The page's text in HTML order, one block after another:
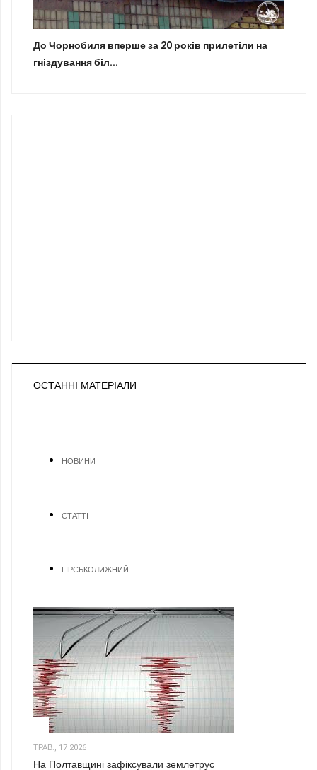
До Чорнобиля вперше за 20 років прилетіли на
гніздування біл...
ОСТАННІ МАТЕРІАЛИ
НОВИНИ
СТАТТІ
ГІРСЬКОЛИЖНИЙ
ТРАВ., 17 2026
На Полтавщині зафіксували землетрус